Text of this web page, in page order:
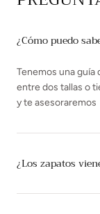
¿Cómo puedo
Tenemos una guía
entre dos tallas o
y te asesoraremos
¿Los zapatos